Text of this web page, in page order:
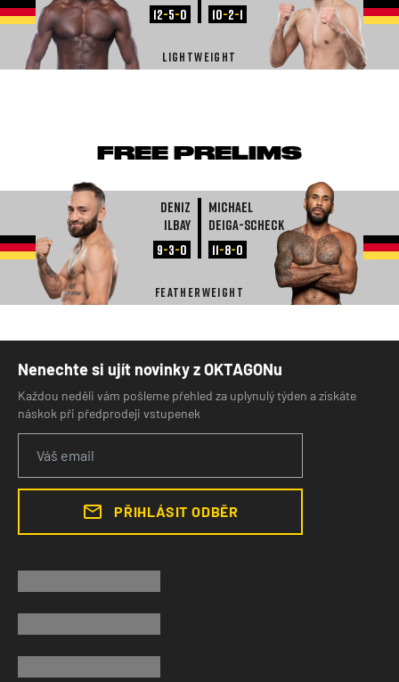
12-5-0
10-2-1
LIGHTWEIGHT
FREE PRELIMS
Deniz
Ilbay
9-3-0
Michael
Deiga-Scheck
11-8-0
FEATHERWEIGHT
Nenechte si ujít novinky z OKTAGONu
Každou neděli vám pošleme přehled za uplynulý týden a získáte
náskok při předprodeji vstupenek
PŘIHLÁSIT ODBĚR